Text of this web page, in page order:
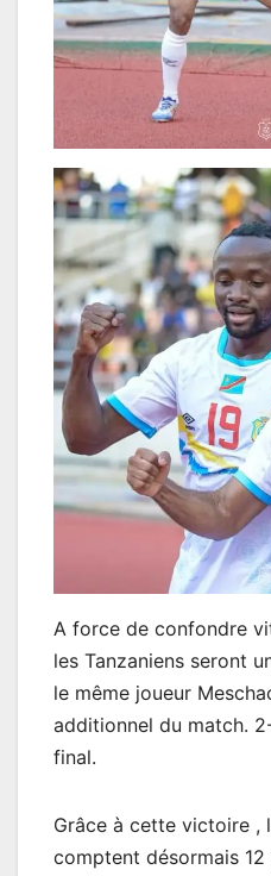
A force de confondre
les Tanzaniens seront
le même joueur
additionnel du match.
final.
Grâce à cette victoire ,
comptent désormais